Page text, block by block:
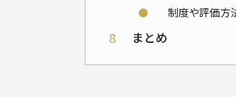
⚫
制度や評価方
8 まとめ